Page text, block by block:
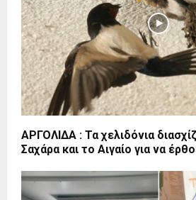
ΑΡΓΟΛΙΔΑ : Τα χελιδόνια
Σαχάρα και το Αιγαίο για να